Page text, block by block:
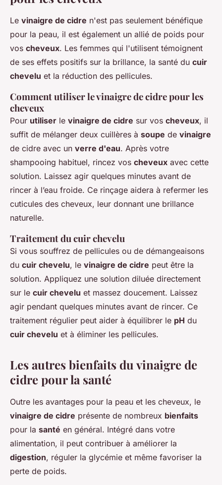
Le vinaigre de cidre n'est pas seulement bénéfique
pour la peau, il est également un allié de poids pour
vos cheveux. Les femmes qui l'utilisent témoignent
de ses effets positifs sur la brillance, la santé du cuir
chevelu et la réduction des pellicules.
Comment utiliser le vinaigre de cidre pour les
cheveux
Pour utiliser le vinaigre de cidre sur vos cheveux, il
suffit de mélanger deux cuillères à soupe de vinaigre
de cidre avec un verre d'eau. Après votre
shampooing habituel, rincez vos cheveux avec cette
solution. Laissez agir quelques minutes avant de
rincer à l’eau froide. Ce rinçage aidera à refermer les
cuticules des cheveux, leur donnant une brillance
naturelle.
Traitement du cuir chevelu
Si vous souffrez de pellicules ou de démangeaisons
du cuir chevelu, le vinaigre de cidre peut être la
solution. Appliquez une solution diluée directement
sur le cuir chevelu et massez doucement. Laissez
agir pendant quelques minutes avant de rincer. Ce
traitement régulier peut aider à équilibrer le pH du
cuir chevelu et à éliminer les pellicules.
Les autres bienfaits du vinaigre de
cidre pour la santé
Outre les avantages pour la peau et les cheveux, le
vinaigre de cidre présente de nombreux bienfaits
pour la santé en général. Intégré dans votre
alimentation, il peut contribuer à améliorer la
digestion, réguler la glycémie et même favoriser la
perte de poids.